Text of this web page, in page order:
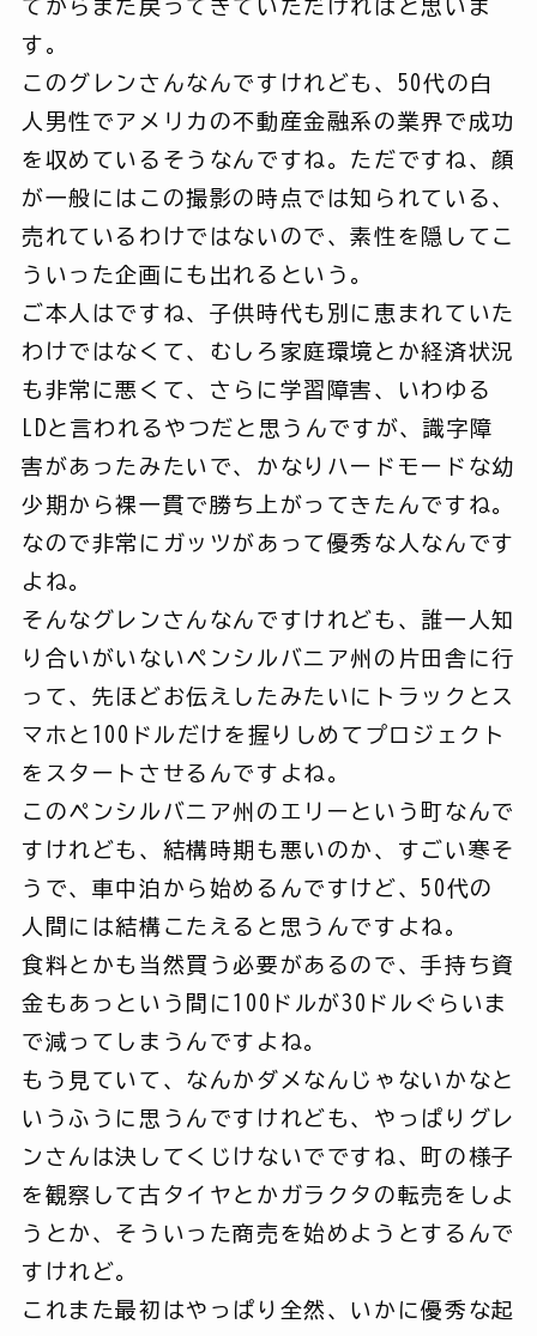
てからまた戻ってきていただければと思いま
す。
このグレンさんなんですけれども、50代の白
人男性でアメリカの不動産金融系の業界で成功
を収めているそうなんですね。ただですね、顔
が一般にはこの撮影の時点では知られている、
売れているわけではないので、素性を隠してこ
ういった企画にも出れるという。
ご本人はですね、子供時代も別に恵まれていた
わけではなくて、むしろ家庭環境とか経済状況
も非常に悪くて、さらに学習障害、いわゆる
LDと言われるやつだと思うんですが、識字障
害があったみたいで、かなりハードモードな幼
少期から裸一貫で勝ち上がってきたんですね。
なので非常にガッツがあって優秀な人なんです
よね。
そんなグレンさんなんですけれども、誰一人知
り合いがいないペンシルバニア州の片田舎に行
って、先ほどお伝えしたみたいにトラックとス
マホと100ドルだけを握りしめてプロジェクト
をスタートさせるんですよね。
このペンシルバニア州のエリーという町なんで
すけれども、結構時期も悪いのか、すごい寒そ
うで、車中泊から始めるんですけど、50代の
人間には結構こたえると思うんですよね。
食料とかも当然買う必要があるので、手持ち資
金もあっという間に100ドルが30ドルぐらいま
で減ってしまうんですよね。
もう見ていて、なんかダメなんじゃないかなと
いうふうに思うんですけれども、やっぱりグレ
ンさんは決してくじけないでですね、町の様子
を観察して古タイヤとかガラクタの転売をしよ
うとか、そういった商売を始めようとするんで
すけれど。
これまた最初はやっぱり全然、いかに優秀な起